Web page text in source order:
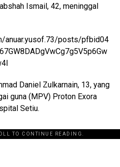
Ismail, 42, meninggal
anuar.yusof.73/posts/pfbid04
Daniel Zulkarnain, 13, yang
guna (MPV) Proton Exora
Setiu.
TO CONTINUE READING.